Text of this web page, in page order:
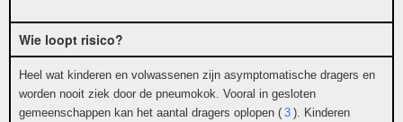
Wie loopt risico?
Heel wat kinderen en volwassenen zijn asymptomatische dragers en
worden nooit ziek door de pneumokok. Vooral in gesloten
gemeenschappen kan het aantal dragers oplopen ( 3 ). Kinderen